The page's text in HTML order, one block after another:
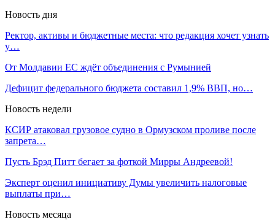
Новость дня
Ректор, активы и бюджетные места: что редакция хочет узнать
у…
От Молдавии ЕС ждёт объединения с Румынией
Дефицит федерального бюджета составил 1,9% ВВП, но…
Новость недели
КСИР атаковал грузовое судно в Ормузском проливе после
запрета…
Пусть Брэд Питт бегает за фоткой Мирры Андреевой!
Эксперт оценил инициативу Думы увеличить налоговые
выплаты при…
Новость месяца